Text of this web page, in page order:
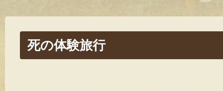
死の体験旅行